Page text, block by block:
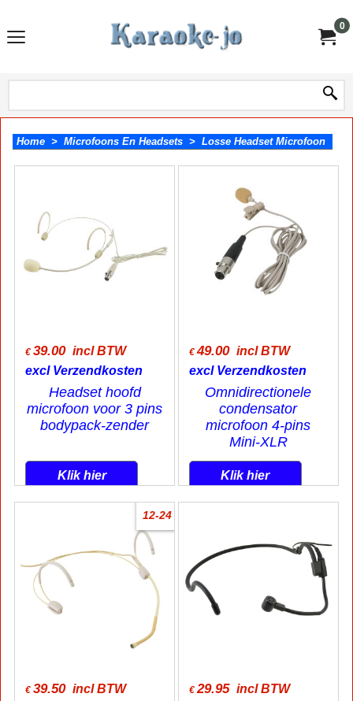
0
Home > Microfoons En Headsets > Losse Headset Microfoon
€ 39.00 incl BTW
excl Verzendkosten
Headset hoofd
microfoon voor 3 pins
bodypack-zender
Klik hier
€ 49.00 incl BTW
excl Verzendkosten
Omnidirectionele
condensator
microfoon 4-pins
Mini-XLR
Klik hier
12-24
€ 39.50 incl BTW
€ 29.95 incl BTW